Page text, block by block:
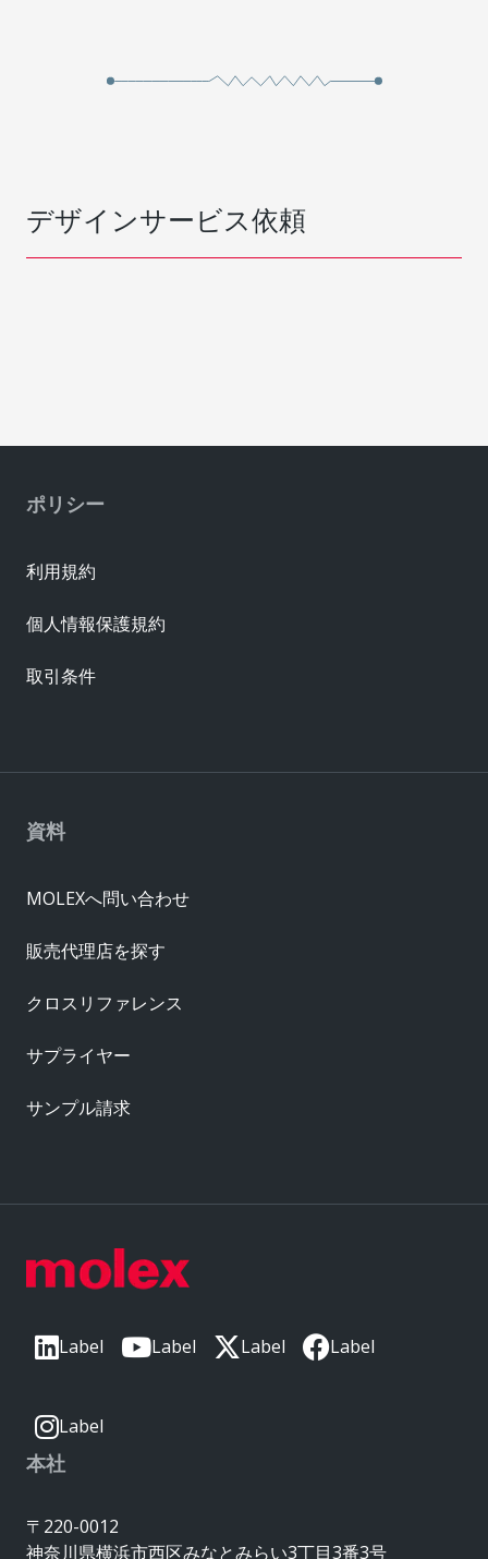
デザインサービス依頼
Label Label Label Label
Label
本社
〒220-0012
神奈川県横浜市西区みなとみらい3丁目3番3号
資料
MOLEXへ問い合わせ
販売代理店を探す
クロスリファレンス
サプライヤー
サンプル請求
ポリシー
利用規約
個人情報保護規約
取引条件